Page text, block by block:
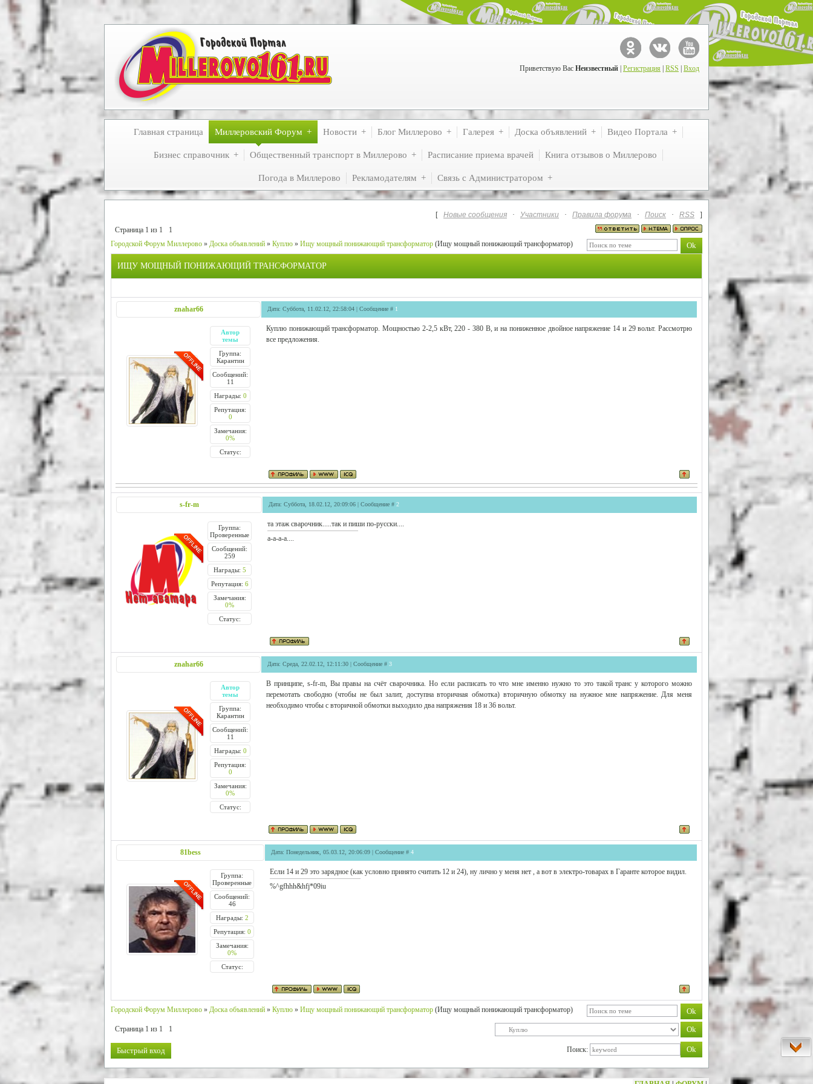
Приветствую Вас Неизвестный Регистрация RSS Вход
Главная страница Миллеровский Форум Новости Блог Миллерово Галерея Доска объявлений Видео Портала
Бизнес справочник Общественный транспорт в Миллерово Расписание приема врачей Книга отзывов о Миллерово
Погода в Миллерово Рекламодателям Связь с Администратором
[ Новые сообщения · Участники · Правила форума · Поиск · RSS
]
Страница 1 из 1
1
Городской Форум Миллерово » Доска объявлений » Куплю » Ищу мощный понижающий трансформатор (Ищу мощный понижающий трансформатор)
ИЩУ МОЩНЫЙ ПОНИЖАЮЩИЙ ТРАНСФОРМАТОР
znahar66 Дата: Суббота, 11.02.12, 22:58:04 | Сообщение # 1
Автор
темы
Группа:
Карантин
Сообщений:
11
Награды: 0
Репутация:
0
Замечания:
0%
Статус:
Куплю понижающий трансформатор. Мощностью 2-2,5 кВт, 220 - 380 В, и на пониженное двойное напряжение 14 и 29 вольт. Рассмотрю
все предложения.
s-fr-m Дата: Суббота, 18.02.12, 20:09:06 | Сообщение # 2
Группа:
Проверенные
Сообщений:
259
Награды: 5
Репутация: 6
Замечания:
0%
Статус:
та этаж сварочник.....так и пиши по-русски....
а-а-а-а....
znahar66 Дата: Среда, 22.02.12, 12:11:30 | Сообщение # 3
Автор
темы
Группа:
Карантин
Сообщений:
11
Награды: 0
Репутация:
0
Замечания:
0%
Статус:
В принципе, s-fr-m, Вы правы на счёт сварочника. Но если расписать то что мне именно нужно то это такой транс у которого можно
перемотать свободно (чтобы не был залит, доступна вторичная обмотка) вторичную обмотку на нужное мне напряжение. Для меня
необходимо чтобы с вторичной обмотки выходило два напряжения 18 и 36 вольт.
81bess Дата: Понедельник, 05.03.12, 20:06:09 | Сообщение # 4
Группа:
Проверенные
Сообщений:
46
Награды: 2
Репутация: 0
Замечания:
0%
Статус:
Если 14 и 29 это зарядное (как условно принято считать 12 и 24), ну лично у меня нет , а вот в электро-товарах в Гаранте которое видил.
%^gfhhh&hfj*09iu
Городской Форум Миллерово » Доска объявлений » Куплю » Ищу мощный понижающий трансформатор (Ищу мощный понижающий трансформатор)
Страница 1 из 1 1
Поиск: